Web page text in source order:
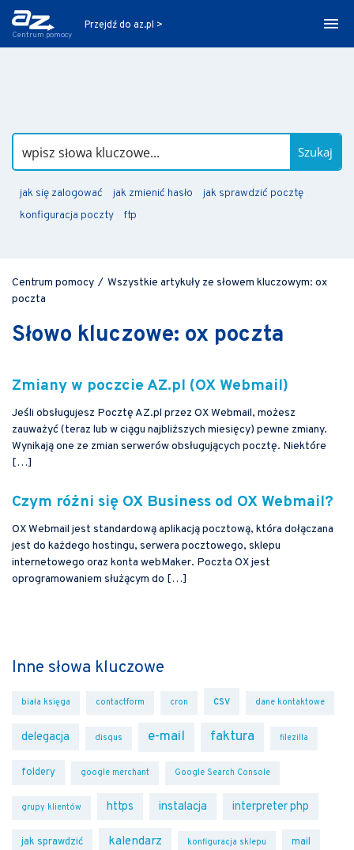
Centrum pomocy
Przejdź do az.pl >
Szukaj
jak się zalogować jak zmienić hasło
jak sprawdzić pocztę
konfiguracja poczty
ftp
Centrum pomocy / Wszystkie artykuły ze słowem kluczowym: ox
poczta
Słowo kluczowe: ox poczta
Zmiany w poczcie AZ.pl (OX Webmail)
Jeśli obsługujesz Pocztę AZ.pl przez OX Webmail, możesz
zauważyć (teraz lub w ciągu najbliższych miesięcy) pewne zmiany.
Wynikają one ze zmian serwerów obsługujących pocztę. Niektóre
[…]
Czym różni się OX Business od OX Webmail?
OX Webmail jest standardową aplikacją pocztową, która dołączana
jest do każdego hostingu, serwera pocztowego, sklepu
internetowego oraz konta webMaker. Poczta OX jest
oprogramowaniem służącym do […]
Inne słowa kluczowe
biała księga contactform cron csv dane kontaktowe
delegacja disqus e-mail faktura filezilla
foldery google merchant Google Search Console
grupy klientów https instalacja interpreter php
jak sprawdzić kalendarz konfiguracja sklepu mail